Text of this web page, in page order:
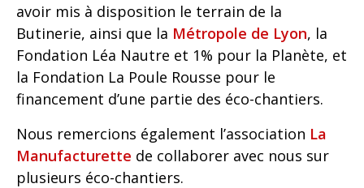
avoir mis à disposition le terrain de la
Butinerie, ainsi que la Métropole de Lyon, la
Fondation Léa Nautre et 1% pour la Planète, et
la Fondation La Poule Rousse pour le
financement d’une partie des éco-chantiers.
Nous remercions également l’association La
Manufacturette de collaborer avec nous sur
plusieurs éco-chantiers.